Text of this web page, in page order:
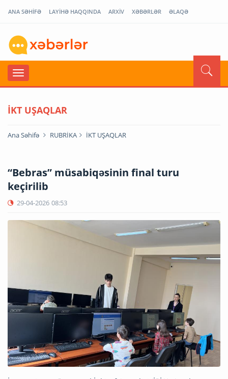
ANA SƏHİFƏ LAYİHƏ HAQQINDA ARXİV XƏBƏRLƏR ƏLAQƏ
İKT UŞAQLAR
Ana Səhifə RUBRİKA İKT UŞAQLAR
“Bebras” müsabiqəsinin final turu
keçirilib
29-04-2026 08:53